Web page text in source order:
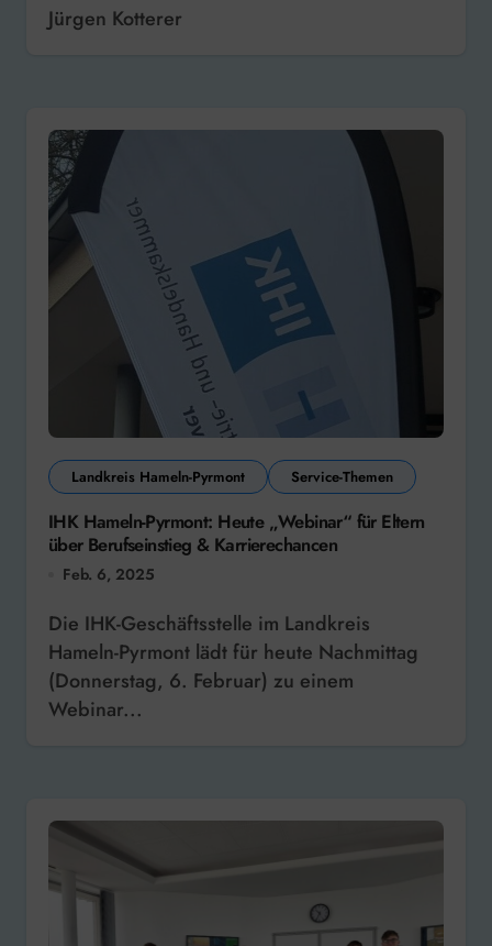
Jürgen Kotterer
Landkreis Hameln-Pyrmont Service-Themen
IHK Hameln-Pyrmont: Heute „Webinar“ für Eltern
über Berufseinstieg & Karrierechancen
Feb. 6, 2025
Die IHK-Geschäftsstelle im Landkreis
Hameln-Pyrmont lädt für heute Nachmittag
(Donnerstag, 6. Februar) zu einem
Webinar...